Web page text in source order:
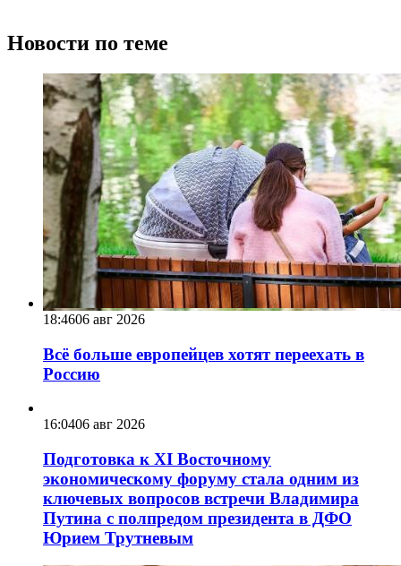
Новости по теме
18:4606 авг 2026
Всё больше европейцев хотят переехать в
Россию
16:0406 авг 2026
Подготовка к XI Восточному
экономическому форуму стала одним из
ключевых вопросов встречи Владимира
Путина с полпредом президента в ДФО
Юрием Трутневым